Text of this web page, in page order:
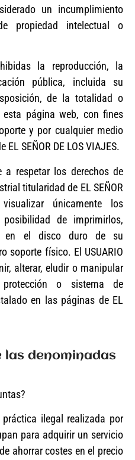
un incumplimiento
propiedad intelectual o
la reproducción, la
pública, incluida su
de la totalidad o
página web, con fines
y por cualquier medio
SEÑOR DE LOS VIAJES.
a respetar los derechos de
titularidad de EL SEÑOR
únicamente los
de imprimirlos,
en el disco duro de su
soporte físico. El USUARIO
alterar, eludir o manipular
o sistema de
en las páginas de EL
las denominadas
ilegal realizada por
para adquirir un servicio
ahorrar costes en el precio